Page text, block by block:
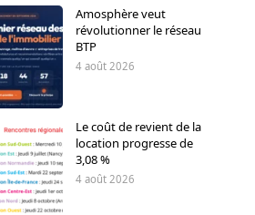
Amosphère veut
révolutionner le réseau
BTP
4 août 2026
Le coût de revient de la
location progresse de
3,08 %
4 août 2026